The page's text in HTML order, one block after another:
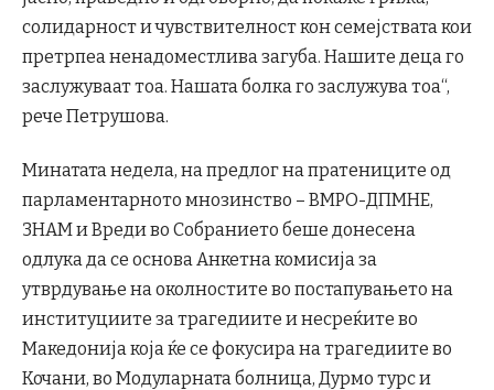
солидарност и чувствителност кон семејствата кои
претрпеа ненадоместлива загуба. Нашите деца го
заслужуваат тоа. Нашата болка го заслужува тоа“,
рече Петрушова.
Минатата недела, на предлог на пратениците од
парламентарното мнозинство – ВМРО-ДПМНЕ,
ЗНАМ и Вреди во Собранието беше донесена
одлука да се основа Анкетна комисија за
утврдување на околностите во постапувањето на
институциите за трагедиите и несреќите во
Македонија која ќе се фокусира на трагедиите во
Кочани, во Модуларната болница, Дурмо турс и